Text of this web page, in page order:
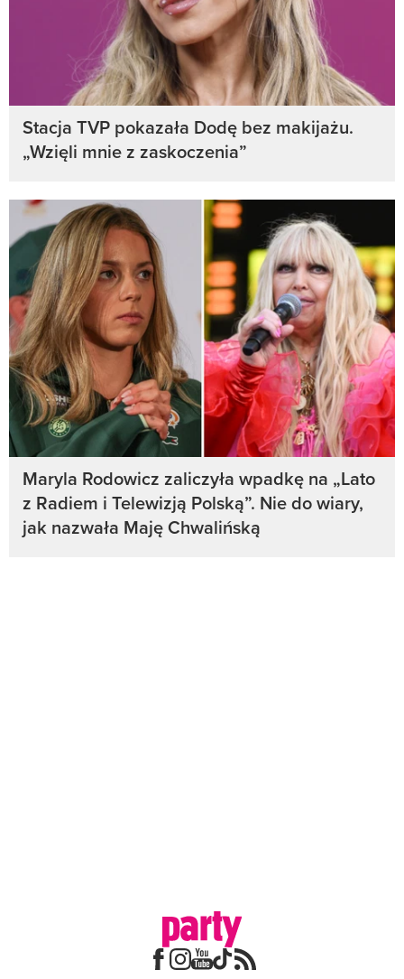
Stacja TVP pokazała Dodę bez makijażu.
„Wzięli mnie z zaskoczenia”
Maryla Rodowicz zaliczyła wpadkę na „Lato
z Radiem i Telewizją Polską”. Nie do wiary,
jak nazwała Maję Chwalińską